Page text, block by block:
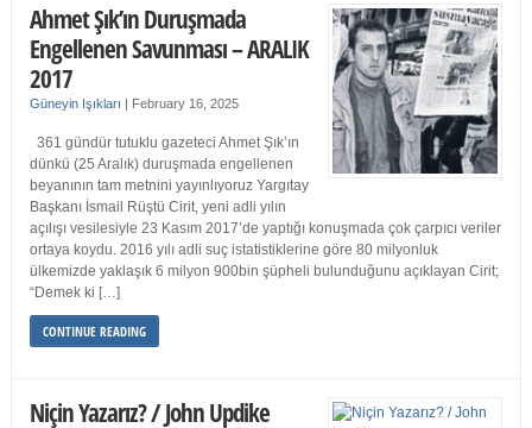
Ahmet Şık’ın Duruşmada
Engellenen Savunması – ARALIK
2017
Güneyin Işıkları | February 16, 2025
361 gündür tutuklu gazeteci Ahmet Şık’ın
dünkü (25 Aralık) duruşmada engellenen
beyanının tam metnini yayınlıyoruz Yargıtay
Başkanı İsmail Rüştü Cirit, yeni adli yılın
açılışı vesilesiyle 23 Kasım 2017’de yaptığı konuşmada çok çarpıcı veriler
ortaya koydu. 2016 yılı adli suç istatistiklerine göre 80 milyonluk
ülkemizde yaklaşık 6 milyon 900bin şüpheli bulunduğunu açıklayan Cirit;
“Demek ki […]
CONTINUE READING
Niçin Yazarız? / John Updike